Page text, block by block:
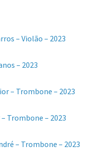
– Violão – 2023
– 2023
– Trombone – 2023
Trombone – 2023
– Trombone – 2023